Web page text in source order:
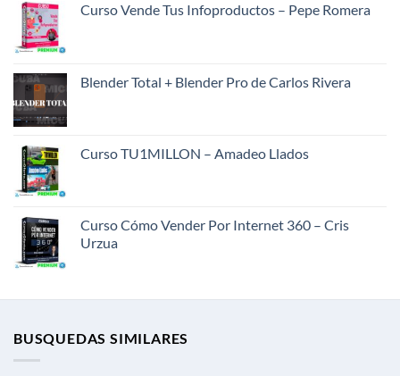
Curso Vende Tus Infoproductos – Pepe Romera
Blender Total + Blender Pro de Carlos Rivera
Curso TU1MILLON – Amadeo Llados
Curso Cómo Vender Por Internet 360 – Cris
Urzua
BUSQUEDAS SIMILARES